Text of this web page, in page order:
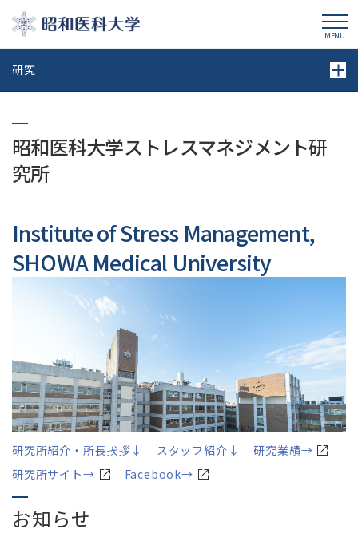
MENU
研究
昭和医科大学ストレスマネジメント研
究所
Institute of Stress Management,
SHOWA Medical University
研究所紹介・所長挨拶↓ スタッフ紹介↓
研究業績→
研究所サイト→
Facebook→
お知らせ